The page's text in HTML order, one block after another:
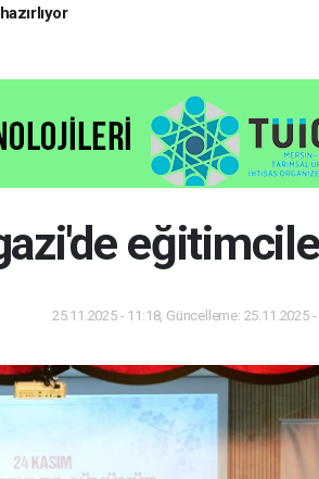
25.11.2025 - 11:18, Güncelleme: 25.11.2025 -